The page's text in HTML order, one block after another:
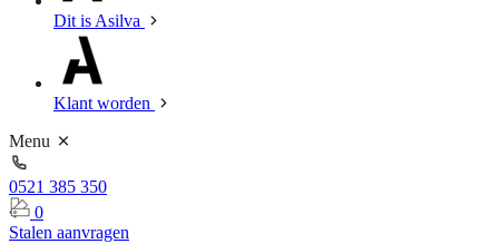
Dit is Asilva
Klant worden
Menu
0521 385 350
0
Stalen aanvragen